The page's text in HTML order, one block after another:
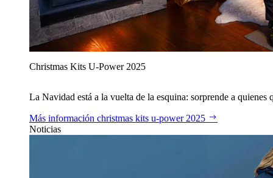
Christmas Kits U‑Power 2025
La Navidad está a la vuelta de la esquina: sorprende a
Más información christmas kits u‑power 2025
Noticias